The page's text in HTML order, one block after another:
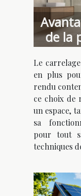
de la
Le
en plus
rendu
ce choix de
un espace,
sa
pour tout
techniques